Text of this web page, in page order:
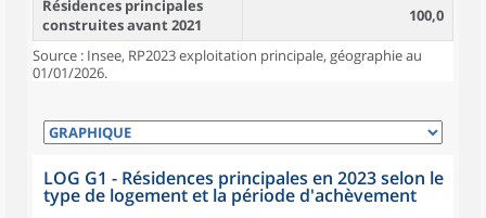
Résidences principales
construites avant 2021
100,0
Source : Insee, RP2023 exploitation principale, géographie au
01/01/2026.
LOG G1 - Résidences principales en 2023 selon le
type de logement et la période d'achèvement